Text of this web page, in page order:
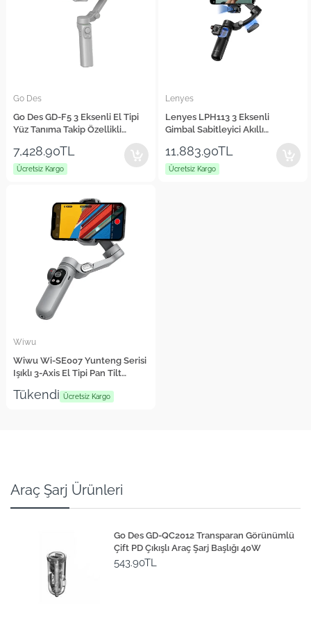
Go Des
Go Des GD-F5 3 Eksenli El Tipi
Yüz Tanıma Takip Özellikli
7,428.90TL
Ücretsiz Kargo
Lenyes
Lenyes LPH113 3 Eksenli
Gimbal Sabitleyici Akıllı
11,883.90TL
Ücretsiz Kargo
Wiwu
Wiwu Wi-SE007 Yunteng Serisi
Işıklı 3-Axis El Tipi Pan Tilt
Tükendi Ücretsiz Kargo
Araç Şarj Ürünleri
Go Des GD-QC2012 Transparan Görünümlü
Çift PD Çıkışlı Araç Şarj Başlığı 40W
543.90TL